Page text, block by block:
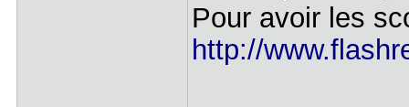
Pour avoir les
http://